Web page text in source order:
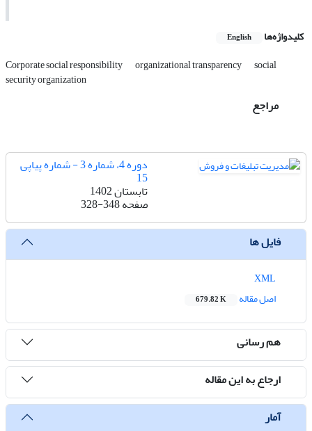
کلیدواژه‌ها English
Corporate social responsibility organizational transparency social
security organization
مراجع
دوره 4، شماره 3 - شماره پیاپی
15
تابستان 1402
صفحه328-348
فایل ها
اصل مقاله
679.82 K
هم رسانی
ارجاع به این مقاله
آمار